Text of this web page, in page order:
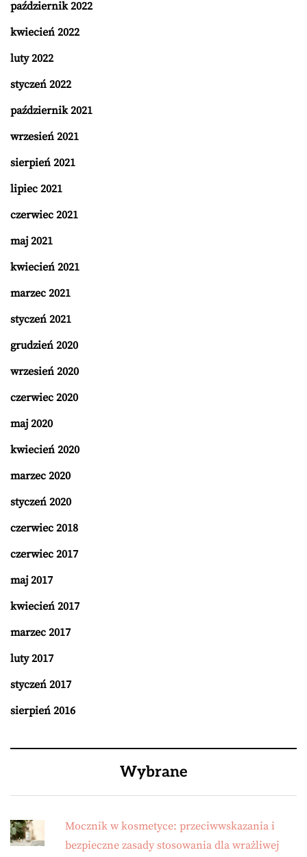
październik 2022
kwiecień 2022
luty 2022
styczeń 2022
październik 2021
wrzesień 2021
sierpień 2021
lipiec 2021
czerwiec 2021
maj 2021
kwiecień 2021
marzec 2021
styczeń 2021
grudzień 2020
wrzesień 2020
czerwiec 2020
maj 2020
kwiecień 2020
marzec 2020
styczeń 2020
czerwiec 2018
czerwiec 2017
maj 2017
kwiecień 2017
marzec 2017
luty 2017
styczeń 2017
sierpień 2016
Wybrane
Mocznik w kosmetyce: przeciwwskazania i
bezpieczne zasady stosowania dla wrażliwej